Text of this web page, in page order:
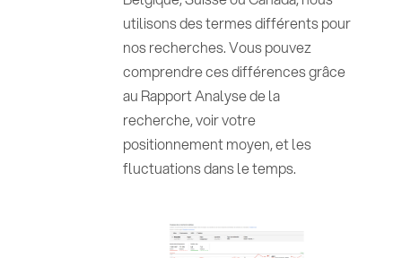
utilisons des termes différents pour
nos recherches. Vous pouvez
comprendre ces différences grâce
au Rapport Analyse de la
recherche, voir votre
positionnement moyen, et les
fluctuations dans le temps.